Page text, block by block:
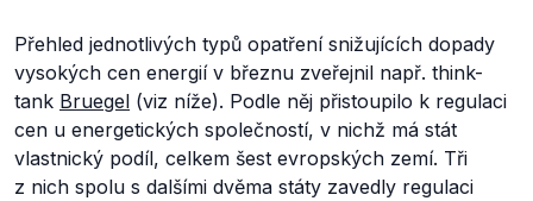
Přehled jednotlivých typů opatření snižujících dopady
vysokých cen energií v březnu zveřejnil např. think-
tank Bruegel (viz níže). Podle něj přistoupilo k regulaci
cen u energetických společností, v nichž má stát
vlastnický podíl, celkem šest evropských zemí. Tři
z nich spolu s dalšími dvěma státy zavedly regulaci